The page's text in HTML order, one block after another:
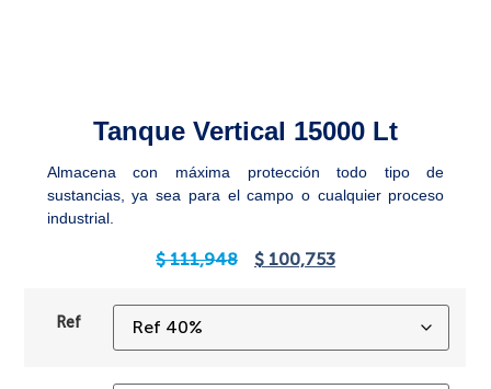
Tanque Vertical 15000 Lt
Almacena con máxima protección todo tipo de
sustancias, ya sea para el campo o cualquier proceso
industrial.
$111,948 $ 100,753
Ref